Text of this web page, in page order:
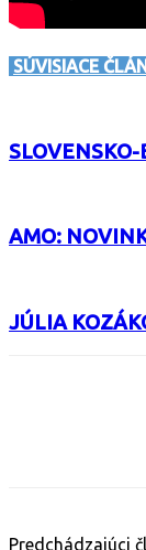
SÚVISIACE
SLOVENSKO-
AMO:
JÚLIA
Predchádzajúci